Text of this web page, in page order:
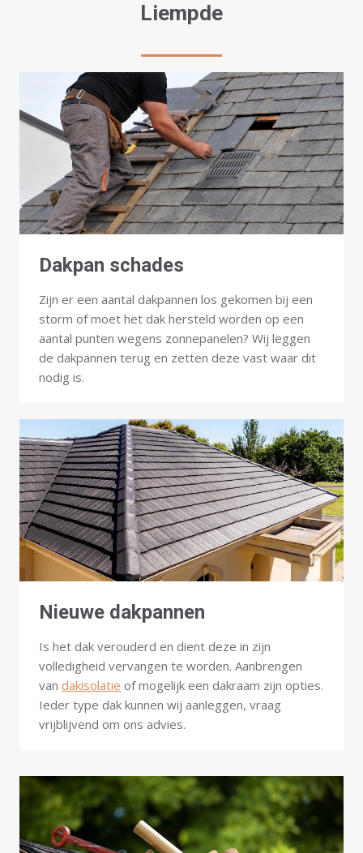
Liempde
Dakpan schades
Zijn er een aantal dakpannen los gekomen bij een
storm of moet het dak hersteld worden op een
aantal punten wegens zonnepanelen? Wij leggen
de dakpannen terug en zetten deze vast waar dit
nodig is.
Nieuwe dakpannen
Is het dak verouderd en dient deze in zijn
volledigheid vervangen te worden. Aanbrengen
van dakisolatie of mogelijk een dakraam zijn opties.
Ieder type dak kunnen wij aanleggen, vraag
vrijblijvend om ons advies.